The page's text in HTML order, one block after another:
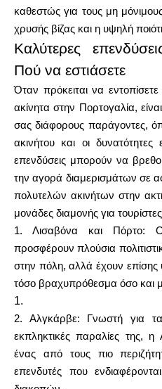
Ο
Λάβετε
+372
καθεστώς για τους μη
χρυσής βίζας και η υψηλή
Καλύτερες
Πού να εστιάσετε
Όταν πρόκειται να
ακίνητα στην Πορτογαλία,
σας διάφορους παράγοντες,
ακινήτου και οι
επενδύσεις μπορούν να
την αγορά διαμερισμάτων σε
πολυτελών ακινήτων στην
μονάδες διαμονής για
1. Λισαβόνα και Πόρτο:
προσφέρουν πλούσια
στην πόλη, αλλά έχουν επίσης
τόσο βραχυπρόθεσμα όσο και
1.
2. Αλγκάρβε: Γνωστή για
εκπληκτικές παραλίες της, η
ένας από τους πιο
επενδυτές που